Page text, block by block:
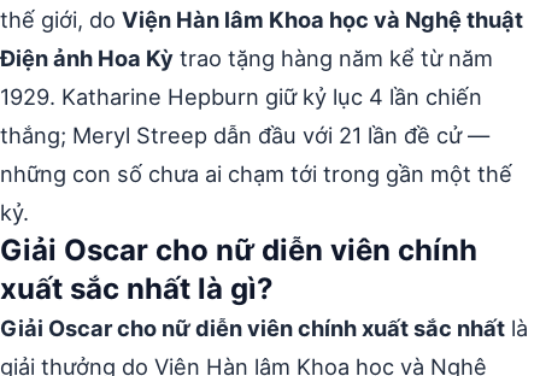
thế giới, do Viện Hàn lâm Khoa học và Nghệ thuật
Điện ảnh Hoa Kỳ trao tặng hàng năm kể từ năm
1929. Katharine Hepburn giữ kỷ lục 4 lần chiến
thắng; Meryl Streep dẫn đầu với 21 lần đề cử —
những con số chưa ai chạm tới trong gần một thế
kỷ.
Giải Oscar cho nữ diễn viên chính
xuất sắc nhất là gì?
Giải Oscar cho nữ diễn viên chính xuất sắc nhất là
giải thưởng do Viện Hàn lâm Khoa học và Nghệ